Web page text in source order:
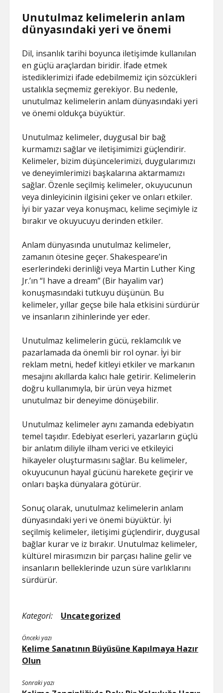
Unutulmaz kelimelerin anlam
dünyasındaki yeri ve önemi
Dil, insanlık tarihi boyunca iletişimde kullanılan
en güçlü araçlardan biridir. İfade etmek
istediklerimizi ifade edebilmemiz için sözcükleri
ustalıkla seçmemiz gerekiyor. Bu nedenle,
unutulmaz kelimelerin anlam dünyasındaki yeri
ve önemi oldukça büyüktür.
Unutulmaz kelimeler, duygusal bir bağ
kurmamızı sağlar ve iletişimimizi güçlendirir.
Kelimeler, bizim düşüncelerimizi, duygularımızı
ve deneyimlerimizi başkalarına aktarmamızı
sağlar. Özenle seçilmiş kelimeler, okuyucunun
veya dinleyicinin ilgisini çeker ve onları etkiler.
İyi bir yazar veya konuşmacı, kelime seçimiyle iz
bırakır ve okuyucuyu derinden etkiler.
Anlam dünyasında unutulmaz kelimeler,
zamanın ötesine geçer. Shakespeare’in
eserlerindeki derinliği veya Martin Luther King
Jr.’ın “I have a dream” (Bir hayalim var)
konuşmasındaki tutkuyu düşünün. Bu
kelimeler, yıllar geçse bile hala etkisini sürdürür
ve insanların zihinlerinde yer eder.
Unutulmaz kelimelerin gücü, reklamcılık ve
pazarlamada da önemli bir rol oynar. İyi bir
reklam metni, hedef kitleyi etkiler ve markanın
mesajını akıllarda kalıcı hale getirir. Kelimelerin
doğru kullanımıyla, bir ürün veya hizmet
unutulmaz bir deneyime dönüşebilir.
Unutulmaz kelimeler aynı zamanda edebiyatın
temel taşıdır. Edebiyat eserleri, yazarların güçlü
bir anlatım diliyle ilham verici ve etkileyici
hikayeler oluşturmasını sağlar. Bu kelimeler,
okuyucunun hayal gücünü harekete geçirir ve
onları başka dünyalara götürür.
Sonuç olarak, unutulmaz kelimelerin anlam
dünyasındaki yeri ve önemi büyüktür. İyi
seçilmiş kelimeler, iletişimi güçlendirir, duygusal
bağlar kurar ve iz bırakır. Unutulmaz kelimeler,
kültürel mirasımızın bir parçası haline gelir ve
insanların belleklerinde uzun süre varlıklarını
sürdürür.
Kategori: Uncategorized
Önceki yazı
Kelime Sanatının Büyüsüne Kapılmaya Hazır
Olun
Sonraki yazı